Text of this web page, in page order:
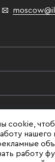
cookie,
нашего
работу